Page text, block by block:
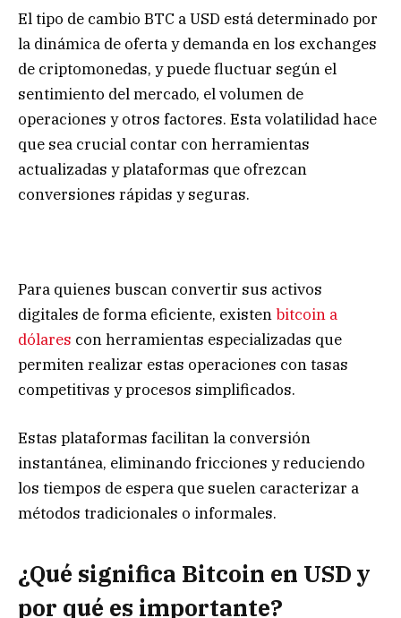
El tipo de cambio BTC a USD está determinado por
la dinámica de oferta y demanda en los exchanges
de criptomonedas, y puede fluctuar según el
sentimiento del mercado, el volumen de
operaciones y otros factores. Esta volatilidad hace
que sea crucial contar con herramientas
actualizadas y plataformas que ofrezcan
conversiones rápidas y seguras.
Para quienes buscan convertir sus activos
digitales de forma eficiente, existenbitcoin a
dólares con herramientas especializadas que
permiten realizar estas operaciones con tasas
competitivas y procesos simplificados.
Estas plataformas facilitan la conversión
instantánea, eliminando fricciones y reduciendo
los tiempos de espera que suelen caracterizar a
métodos tradicionales o informales.
¿Qué significa Bitcoin en USD y
por qué es importante?